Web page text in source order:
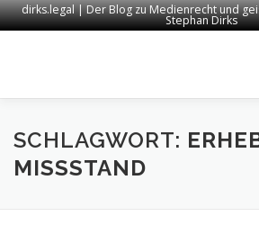
dirks.legal | Der Blog zu Medienrecht und
Stephan Dirks
START KONTAKT
SCHLAGWORT:
MISSSTAND